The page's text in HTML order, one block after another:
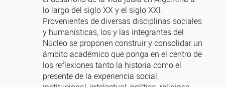
lo largo del siglo XX y el siglo XXI.
Provenientes de diversas disciplinas sociales
y humanísticas, los y las integrantes del
Núcleo se proponen construir y consolidar un
ámbito académico que ponga en el centro de
los reflexiones tanto la historia como el
presente de la experiencia social,